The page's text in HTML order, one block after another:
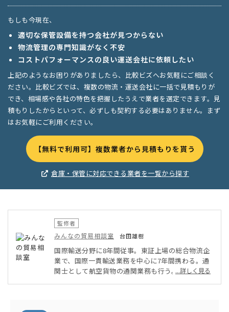
もしも今現在、
適切な保管設備を持つ会社が見つからない
物流管理の専門知識がなく不安
コストパフォーマンスの良い運送会社に依頼したい
上記のようなお困りがありましたら、比較ビズへお気軽にご相談く
ださい。比較ビズでは、複数の物流・運送会社に一括で見積もりが
でき、相場感や各社の特色を把握したうえで業者を選定できます。見
積もりしたからといって、必ずしも契約する必要はありません。まず
はお気軽にご利用ください。
【無料で利用可】複数業者から見積もりを貰う
倉庫・保管に対応できる業者を一覧から探す
監修者
みんなの貿易相談室 台田雄樹
国際輸送分野に8年間従事。東証上場の総合物流企
業で、国際一貫輸送業務を中心に7年間携わる。通
関士として航空貨物の通関業務も行う。またミャン
...詳しく見る